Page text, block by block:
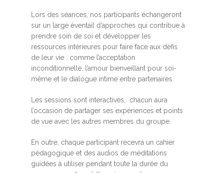
Lors des séances, nos participants échangeront
sur un large éventail d’approches qui contribue à
prendre soin de soi et développer les
ressources intérieures pour faire face aux défis
de leur vie : comme l’acceptation
inconditionnelle, l’amour bienveillant pour soi-
même et le dialogue intime entre partenaires.
Les sessions sont interactives, chacun aura
l’occasion de partager ses expériences et points
de vue avec les autres membres du groupe.
En outre, chaque participant recevra un cahier
pédagogique et des audios de méditations
guidées à utiliser pendant toute la durée du